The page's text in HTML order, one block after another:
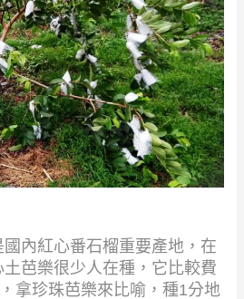
內紅心番石榴重要產地，在
芭樂很少人在種，它比較費
拿珍珠芭樂來比喻，種1分地